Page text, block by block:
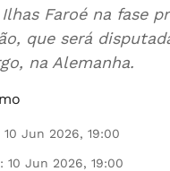
Faroé na fase
que será
na Alemanha.
10 Jun 2026, 19:00
: 10 Jun 2026, 19:00